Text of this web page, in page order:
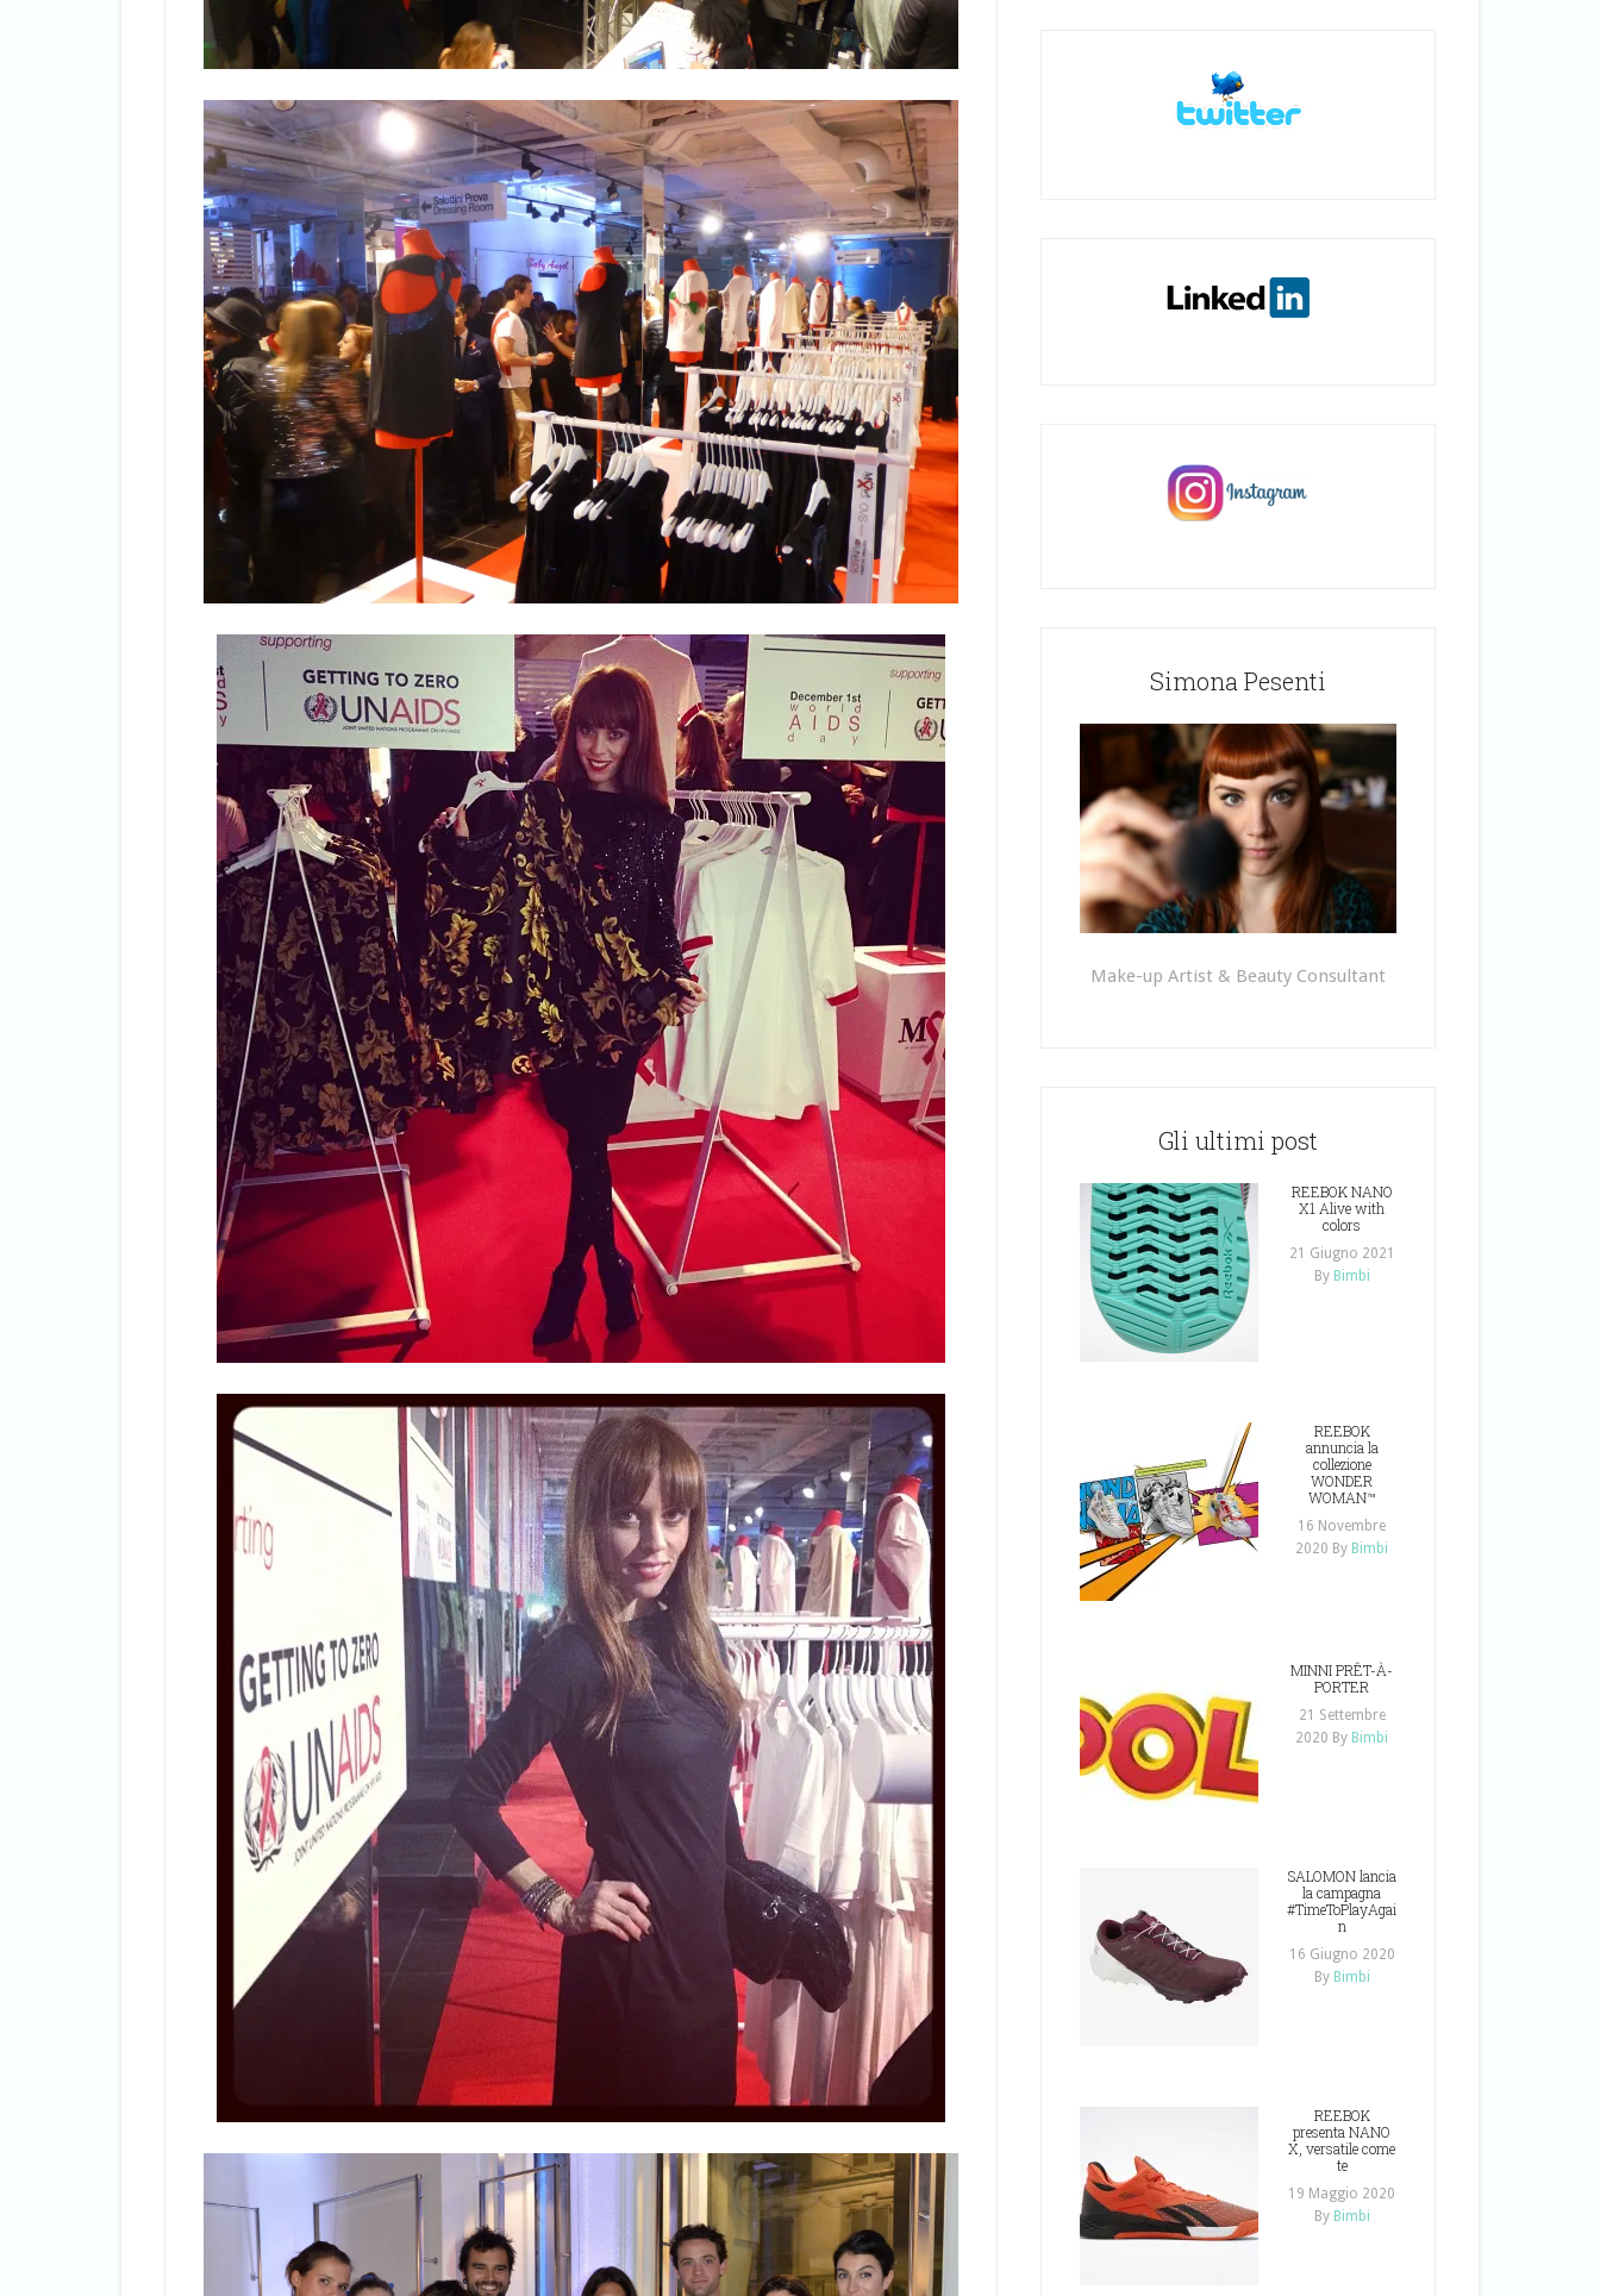
Simona Pesenti
Make-up Artist & Beauty Consultant
Gli ultimi post
REEBOK NANO
X1 Alive with
colors
21 Giugno 2021
By Bimbi
REEBOK
annuncia la
collezione
WONDER
WOMAN™
16 Novembre
2020 By Bimbi
MINNI PRÊT-À-
PORTER
21 Settembre
2020 By Bimbi
SALOMON lancia
la campagna
#TimeToPlayAgai
n
16 Giugno 2020
By Bimbi
REEBOK
presenta NANO
X, versatile come
te
19 Maggio 2020
By Bimbi